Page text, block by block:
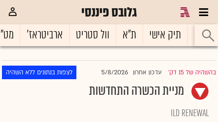
גלובס פיננסי
ראשי תיק אישי ת"א וול סטריט ארביטראז'
בהשהיה של 15 דק' |עדכון אחרון 5/8/2026 לצפות בנתונים ללא השהיה
מניית הכשרה התחדשות
ILD RENEWAL